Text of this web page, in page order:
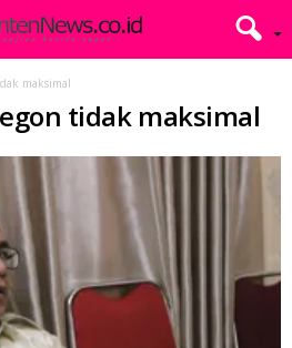
maksimal
tidak maksimal